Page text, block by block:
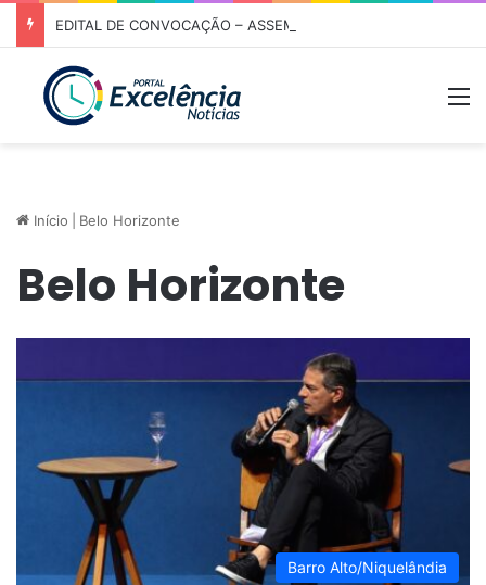
Início Belo Horizonte
Belo Horizonte
Barro Alto/Niquelândia